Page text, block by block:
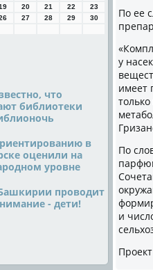
20 21 22
23
27 28 29
30
что
библиотеки
в
оценили на
уровне
проводит
- дети!
По ее
у
имеет
По
и